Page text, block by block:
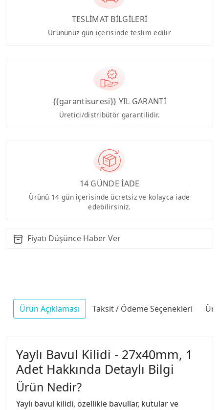
TESLİMAT BİLGİLERİ
Ürününüz gün içerisinde teslim edilir
{{garantisuresi}} YIL GARANTİ
Üretici/distribütör garantilidir.
14 GÜNDE İADE
Ürünü 14 gün içerisinde ücretsiz ve kolayca iade
edebilirsiniz.
Fiyatı Düşünce Haber Ver
Ürün Açıklaması Taksit / Ödeme Seçenekleri
Yaylı Bavul Kilidi - 27x40mm, 1
Adet Hakkında Detaylı Bilgi
Ürün Nedir?
Yaylı bavul kilidi, özellikle bavullar, kutular ve